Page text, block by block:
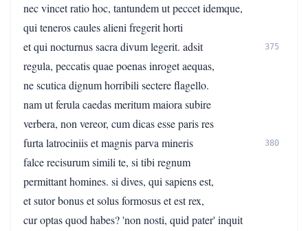
nec vincet ratio hoc, tantundem ut peccet idemque,
qui teneros caules alieni fregerit horti
et qui nocturnus sacra divum legerit. adsit
375
regula, peccatis quae poenas inroget aequas,
ne scutica dignum horribili sectere flagello.
nam ut ferula caedas meritum maiora subire
verbera, non vereor, cum dicas esse paris res
furta latrociniis et magnis parva mineris
380
falce recisurum simili te, si tibi regnum
permittant homines. si dives, qui sapiens est,
et sutor bonus et solus formosus et est rex,
cur optas quod habes? 'non nosti, quid pater' inquit